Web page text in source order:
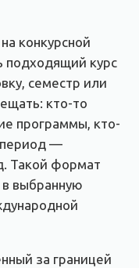
конкурсной
подходящий курс
семестр или
кто-то
программы, кто-
период —
Такой формат
в выбранную
за границей